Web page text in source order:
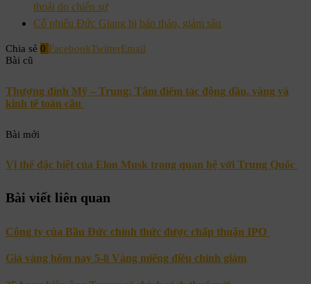
thoái do chiến sự
Cổ phiếu Đức Giang bị bán tháo, giảm sâu
Chia sẻ 0 FacebookTwitterEmail
Bài cũ
Thượng đỉnh Mỹ – Trung: Tâm điểm tác động dầu, vàng và
kinh tế toàn cầu
Bài mới
Vị thế đặc biệt của Elon Musk trong quan hệ với Trung Quốc
Bài viết liên quan
Công ty của Bầu Đức chính thức được chấp thuận IPO
Giá vàng hôm nay 5-8 Vàng miếng điều chỉnh giảm